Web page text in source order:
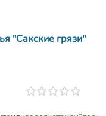
"Сакские грязи"